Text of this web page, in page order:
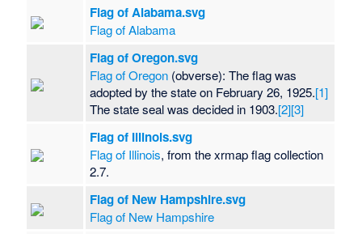
Flag of Alabama.svg
Flag of Alabama
Flag of Oregon.svg
Flag of Oregon (obverse): The flag was
adopted by the state on February 26, 1925.[1]
The state seal was decided in 1903.[2][3]
Flag of Illinois.svg
Flag of Illinois, from the xrmap flag collection
2.7.
Flag of New Hampshire.svg
Flag of New Hampshire